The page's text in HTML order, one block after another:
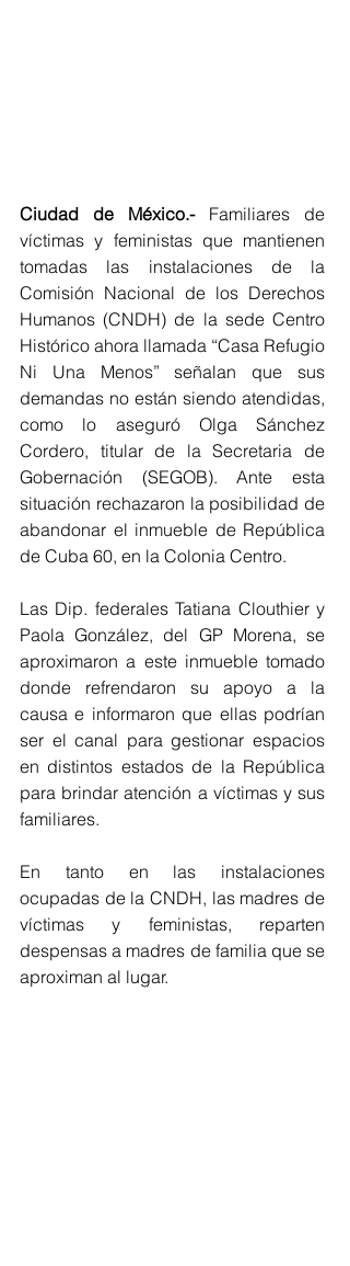
Ciudad de México.- Familiares de
víctimas y feministas que mantienen
tomadas las instalaciones de la
Comisión Nacional de los Derechos
Humanos (CNDH) de la sede Centro
Histórico ahora llamada “Casa Refugio
Ni Una Menos” señalan que sus
demandas no están siendo atendidas,
como lo aseguró Olga Sánchez
Cordero, titular de la Secretaria de
Gobernación (SEGOB). Ante esta
situación rechazaron la posibilidad de
abandonar el inmueble de República
de Cuba 60, en la Colonia Centro.
Las Dip. federales Tatiana Clouthier y
Paola González, del GP Morena, se
aproximaron a este inmueble tomado
donde refrendaron su apoyo a la
causa e informaron que ellas podrían
ser el canal para gestionar espacios
en distintos estados de la República
para brindar atención a víctimas y sus
familiares.
En tanto en las instalaciones
ocupadas de la CNDH, las madres de
víctimas y feministas, reparten
despensas a madres de familia que se
aproximan al lugar.